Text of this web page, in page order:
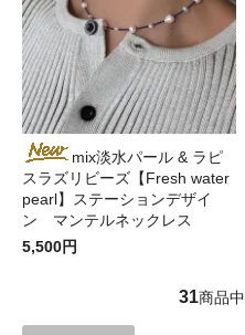
mix淡水パール & ラピ
スラズリビーズ【Fresh water
pearl】ステーションデザイ
ン マンテルネックレス
5,500円
31商品中